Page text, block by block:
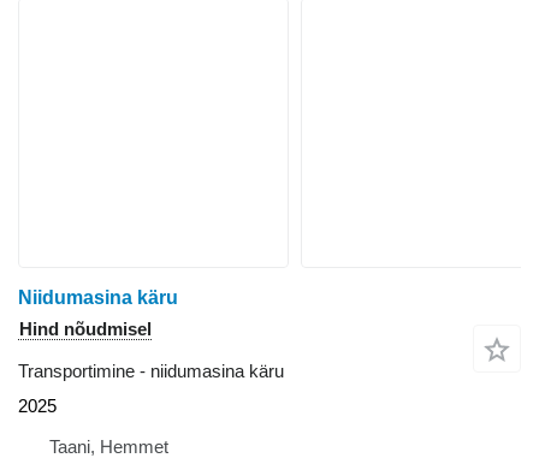
Niidumasina käru
Hind nõudmisel
Transportimine - niidumasina käru
2025
Taani, Hemmet